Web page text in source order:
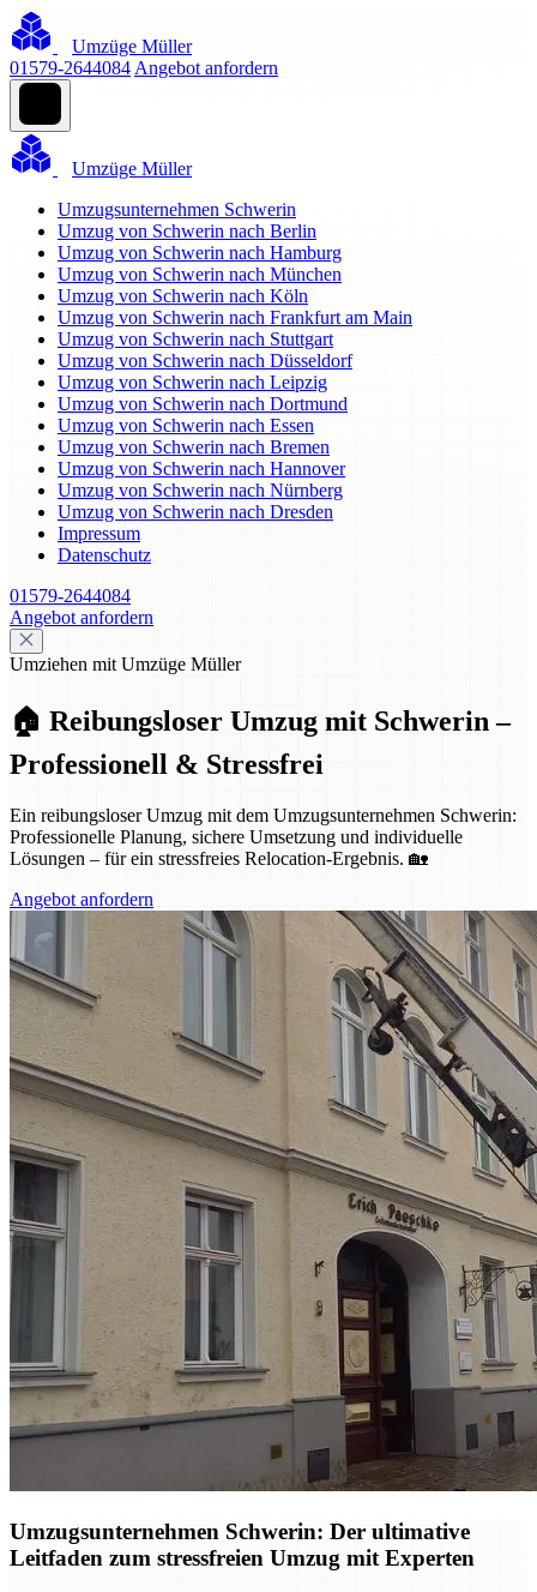
Umzüge Müller
01579-2644084 Angebot anfordern
Umzüge Müller
Umzugsunternehmen Schwerin
Umzug von Schwerin nach Berlin
Umzug von Schwerin nach Hamburg
Umzug von Schwerin nach München
Umzug von Schwerin nach Köln
Umzug von Schwerin nach Frankfurt am Main
Umzug von Schwerin nach Stuttgart
Umzug von Schwerin nach Düsseldorf
Umzug von Schwerin nach Leipzig
Umzug von Schwerin nach Dortmund
Umzug von Schwerin nach Essen
Umzug von Schwerin nach Bremen
Umzug von Schwerin nach Hannover
Umzug von Schwerin nach Nürnberg
Umzug von Schwerin nach Dresden
Impressum
Datenschutz
01579-2644084
Angebot anfordern
Umziehen mit Umzüge Müller
🏠 Reibungsloser Umzug mit Schwerin –
Professionell & Stressfrei
Ein reibungsloser Umzug mit dem Umzugsunternehmen Schwerin:
Professionelle Planung, sichere Umsetzung und individuelle
Lösungen – für ein stressfreies Relocation-Ergebnis. 🏡
Angebot anfordern
Umzugsunternehmen Schwerin: Der ultimative
Leitfaden zum stressfreien Umzug mit Experten